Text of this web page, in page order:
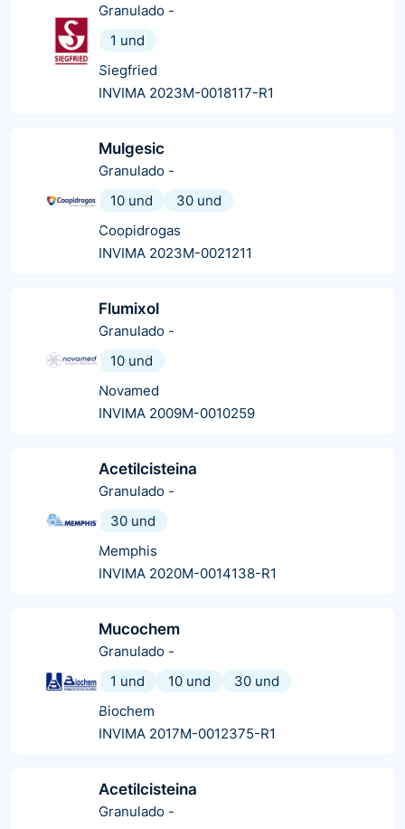
Granulado -
1 und
Siegfried
INVIMA 2023M-0018117-R1
Mulgesic
Granulado -
10 und
30 und
Coopidrogas
INVIMA 2023M-0021211
Flumixol
Granulado -
10 und
Novamed
INVIMA 2009M-0010259
Acetilcisteina
Granulado -
30 und
Memphis
INVIMA 2020M-0014138-R1
Mucochem
Granulado -
1 und
10 und
30 und
Biochem
INVIMA 2017M-0012375-R1
Acetilcisteina
Granulado -